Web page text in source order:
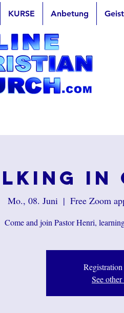
KURSE Anbetung
in
Mo., 08. Juni
  |
Free Zoom
Come and join Pastor Henri,
See other